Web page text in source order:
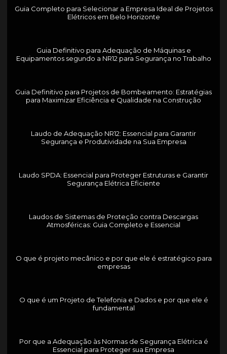
Guia Completo para Selecionar a Empresa Ideal de Projetos
Elétricos em Belo Horizonte
Guia Definitivo para Adequação de Máquinas e
Equipamentos segundo a NR12 para Segurança no Trabalho
Guia Definitivo para Projetos de Bombeamento: Estratégias
para Maximizar Eficiência e Qualidade na Construção
Laudo de Adequação NR12: Essencial para Garantir
Segurança e Produtividade na Sua Empresa
Laudo SPDA: Essencial para Proteger Estruturas e Garantir
Segurança Elétrica Eficiente
Laudos de Sistemas de Proteção contra Descargas
Atmosféricas: Guia Completo e Essencial
O que é projeto mecânico e por que ele é estratégico para
empresas
O que é um Projeto de Telefonia e Dados e por que ele é
fundamental
Por que a Adequação às Normas de Segurança Elétrica é
Essencial para Proteger sua Empresa